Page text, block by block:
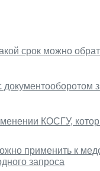
срок можно
КОСГУ,
применить к
запроса